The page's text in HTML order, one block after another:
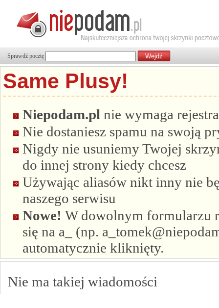
Sprawdź pocztę
Same Plusy!
Niepodam.pl nie wymaga
Nie dostaniesz spamu na swoją
Nigdy nie usuniemy Twojej
do innej strony kiedy chcesz
Używając aliasów nikt inny nie
naszego serwisu
Nowe! W dowolnym formularzu
się na a_ (np.
automatycznie kliknięty.
Nie ma takiej wiadomości